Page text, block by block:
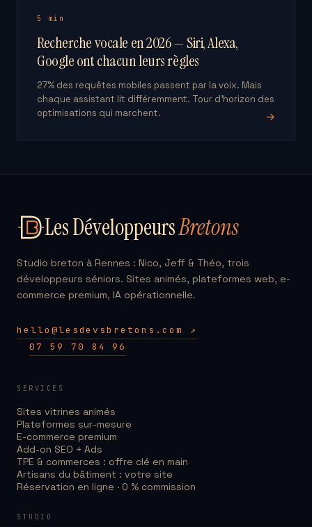
5 min
Recherche vocale en 2026 — Siri, Alexa,
Google ont chacun leurs règles
27% des requêtes mobiles passent par la voix. Mais
chaque assistant lit différemment. Tour d'horizon des
optimisations qui marchent.
→
Les DéveloppeursBretons
Studio breton à Rennes : Nico, Jeff & Théo, trois
développeurs séniors. Sites animés, plateformes web, e-
commerce premium, IA opérationnelle.
hello@lesdevsbretons.com ↗
07 59 70 84 96
SERVICES
Sites vitrines animés
Plateformes sur-mesure
E-commerce premium
Add-on SEO + Ads
TPE & commerces : offre clé en main
Artisans du bâtiment : votre site
Réservation en ligne · 0 % commission
STUDIO